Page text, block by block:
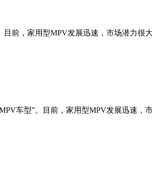
前，家用型MPV发展迅速，市场潜力很
车型”。目前，家用型MPV发展迅速，